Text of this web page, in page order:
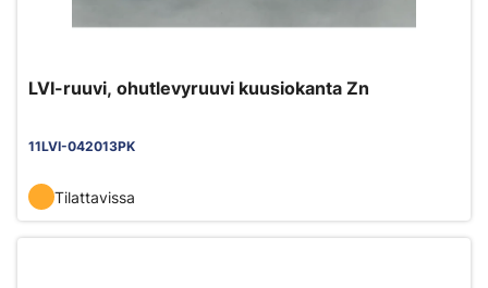
LVI-ruuvi, ohutlevyruuvi kuusiokanta Zn
11LVI-042013PK
Tilattavissa